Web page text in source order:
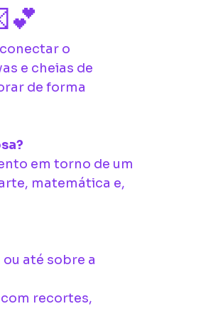
o
e cheias de
de forma
em torno de um
matemática e,
até sobre a
com recortes,